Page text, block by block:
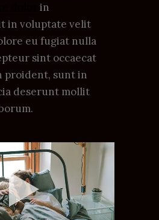
in
in voluptate velit
eu fugiat nulla
sint occaecat
proident, sunt in
deserunt mollit